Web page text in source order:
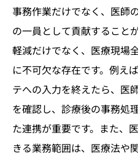
事務作業だけでなく、医師
の一員として貢献すること
軽減だけでなく、医療現場
に不可欠な存在です。例え
テへの入力を終えたら、医
を確認し、診療後の事務処
た連携が重要です。また、
きる業務範囲は、医療法や